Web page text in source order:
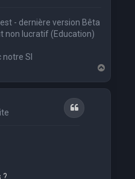
- dernière version Bêta
non lucratif (Education)
SI
a
Citation
?